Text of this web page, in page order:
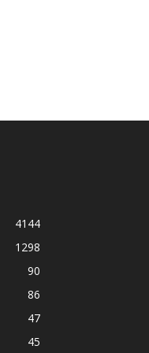
4144
1298
90
86
47
45